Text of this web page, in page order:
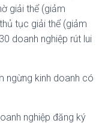
giải thể (giảm
tục giải thể (giảm
doanh nghiệp rút lui
ngừng kinh doanh có
nghiệp đăng ký